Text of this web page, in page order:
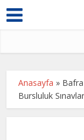
Anasayfa »
Bursluluk